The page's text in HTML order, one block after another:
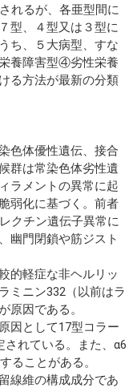
れるが、各亜型間に
型、４型又は３型に
ち、５大病型、すな
養障害型④劣性栄養
る方法が最新の分類
色体優性遺伝、接合
群は常染色体劣性遺
ラメントの異常に起
弱化に基づく。前者
クチン遺伝子異常に
幽門閉鎖や筋ジスト
的軽症な非ヘルリッ
ミニン332（以前はラ
原因である。
因として17型コラー
れている。また、α6
ることがある。
線維の構成成分であ